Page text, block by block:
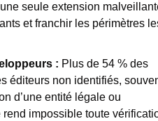
seule extension
et franchir les périmètres
: Plus de 54 % des
éditeurs non identifiés,
d’une entité légale ou
impossible toute